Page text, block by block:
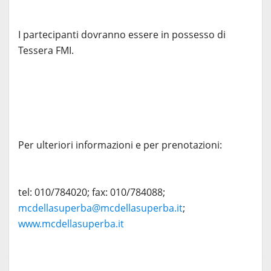
I partecipanti dovranno essere in possesso di
Tessera FMI.
Per ulteriori informazioni e per prenotazioni:
tel: 010/784020; fax: 010/784088;
mcdellasuperba@mcdellasuperba.it;
www.mcdellasuperba.it